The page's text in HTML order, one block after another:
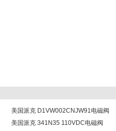
美国派克 D1VW002CNJW91电磁阀
美国派克 341N35 110VDC电磁阀